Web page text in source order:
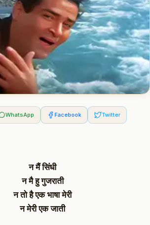
WhatsApp Facebook Twitter
न मैं सिंधी
न मै हु गुजराती
न तो है एक भाषा मेरी
न मेरी एक जाती